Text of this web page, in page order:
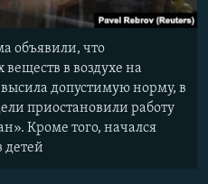
объявили, что
в воздухе на
допустимую норму, в
приостановили работу
Кроме того, начался
детей